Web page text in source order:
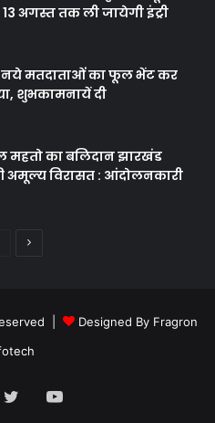
अगस्त तक ली जायेगी इंट्री
नये मतदाताओंं का फूल भेंट कर
शुभकामनायें दी
महतो का बलिदान झारखंड
विरासत : आंदोलनकारी
Next
|
Designed By Fragron
TwitterYouTube